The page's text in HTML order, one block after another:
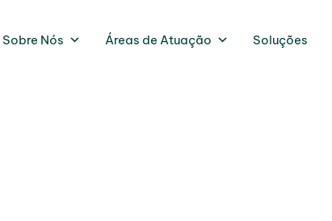
Sobre Nós Áreas de Atuação Soluções